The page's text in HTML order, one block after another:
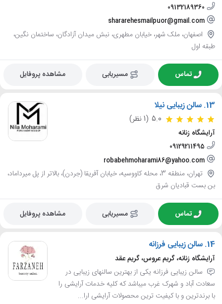
09132189360
shararehesmailpuor@gmail.com
اصفهان، ملک شهر، خیابان مطهری، نبش میدان آزادگان، ساختمان نگین،
طبقه اول
تماس مسیریابی مشاهده پروفایل
13. سالن زیبایی نیلا
5.0 (1 نظر)
آرایشگاه زنانه
09129211495
robabehmoharami86@yahoo.com
تهران، منطقه 3، محله کاووسیه، خیابان آفریقا (جردن)، بالاتر از پل میرداماد،
بن بست قبادیان شرق
تماس مسیریابی مشاهده پروفایل
14. سالن زیبایی فرزانه
آرایشگاه زنانه، گریم عروس، گریم عقد
سالن زیبایی فرزانه یکی از بهترین سالنهای زیبایی در
سعادت آباد و شهرک غرب میباشد که کلیه خدمات آرایشی را
با برندترین و با کیفیت ترین محصولات آرایشی ارا...